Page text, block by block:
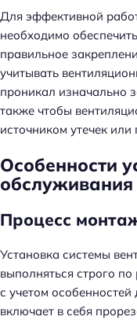
Для эффективной
необходимо
правильное
учитывать
проникал изначально
также чтобы
источником утечек
Особенности
обслуживания
Процесс
Установка системы
выполняться строго
с учетом
включает в себя